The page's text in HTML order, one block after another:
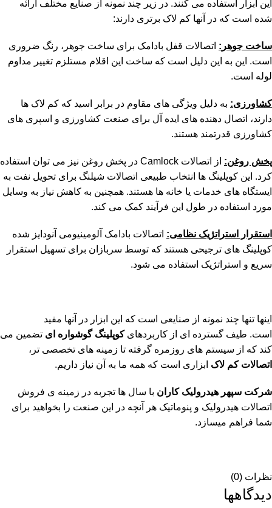
این ابزار استفاده می کنند. در زیر چند نمونه از صنایع مختلف ارائه
شده است که در آنها کم لاک برتری دارند:
ساخت جوهر : اتصالات قفل بادامک برای ساخت جوهر، رنگ ضروری
است. این به این دلیل است که ساخت این اقلام مستلزم تغییر مداوم
لوله است.
کشاورزی: ​​به دلیل ویژگی های مقاوم در برابر اسید که کم لاک ها
دارند، اتصال دهنده های ایده آل برای صنعت کشاورزی و اسپری های
کشاورزی قدرتمند هستند.
پخش روغن:
از اتصالات Camlock در پخش روغن نیز می توان استفاده
کرد. این کوپلینگ ها انتخاب طبیعی اتصالات شیلنگ برای تحویل نفت به
ایستگاه های خدمات یا خانه ها هستند. همچنین به کاهش نیاز به وسایل
مورد استفاده در طول این فرآیند کمک می کند.
استقرار استراتژیک نظامی: اتصالات بادامک آلومینیومی آنودایز شده
کوپلینگ های ترجیحی هستند که توسط سربازان برای تسهیل استقرار
سریع و استراتژیک استفاده می شود.
اینها تنها چند نمونه از صنایعی است که این ابزار در آنها مفید
است. طیف گسترده ای از کاربردهای کوپلینگ گوشواره ای تضمین می
کند که از سیستم های روزمره گرفته تا زمینه های تخصصی تر،
اتصالات کم لاک ابزاری است که همه ما به آن نیاز داریم.
شرکت سپهر هیدرولیک کاران با سال ها تجربه در زمینه ی فروش
اتصالات هیدرولیک و پنوماتیک هر آنچه در این صنعت را بخواهید برای
شما فراهم میسازد.
نظرات (0)
دیدگاهها